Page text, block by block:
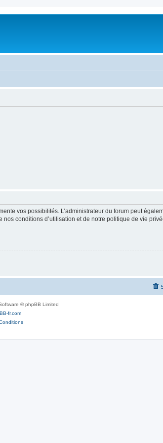
vos possibilités. L’administrateur du forum peut
conditions d’utilisation et de notre politique de vie
© phpBB Limited
fr.com